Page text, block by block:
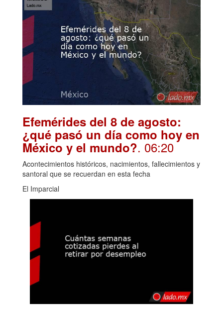
Efemérides del 8 de agosto:
¿qué pasó un día como hoy en
México y el mundo?. 06:20
Acontecimientos históricos, nacimientos, fallecimientos y
santoral que se recuerdan en esta fecha
El Imparcial